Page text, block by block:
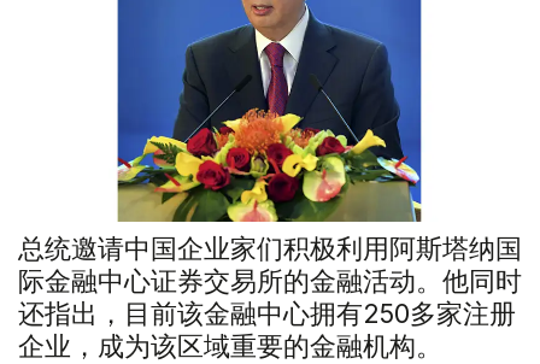
总统邀请中国企业家们积极利用阿斯塔纳国
际金融中心证券交易所的金融活动。他同时
还指出，目前该金融中心拥有250多家注册
企业，成为该区域重要的金融机构。